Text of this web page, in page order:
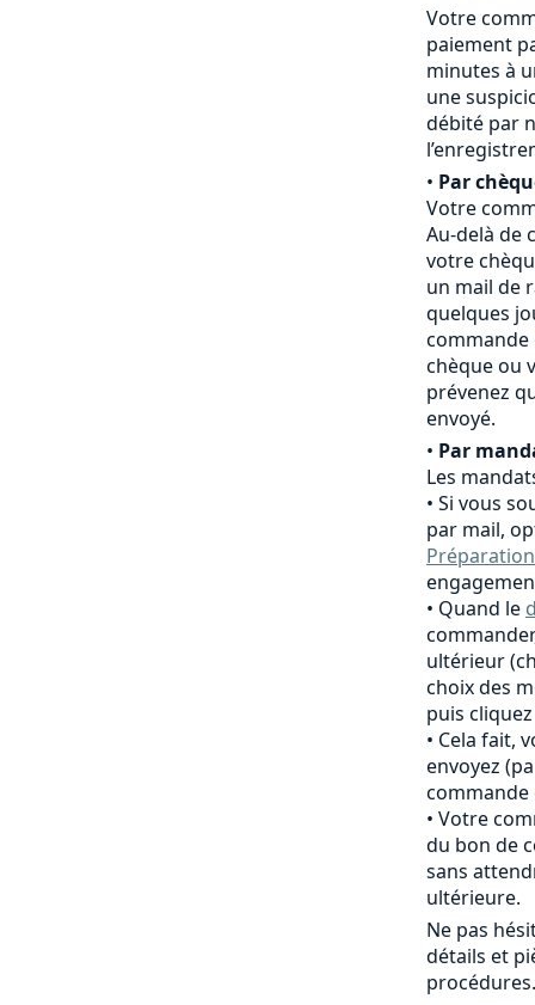
Votre
paiement
minutes à
une
débité par
• Par
Votre
Au-delà de
votre
un mail de
quelques
chèque ou
prévenez
envoyé.
• Par
Les
Si vous
par mail,
Quand le
ultérieur
choix des
puis
Cela fait,
envoyez
commande
Votre
du bon de
sans
ultérieure.
Ne pas
détails et
procédures.